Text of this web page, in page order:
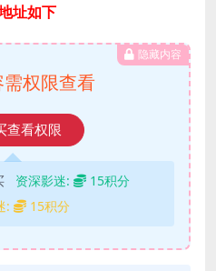
址如下
隐藏内容
权限查看
查看权限
资深影迷:
15积分
:
15积分